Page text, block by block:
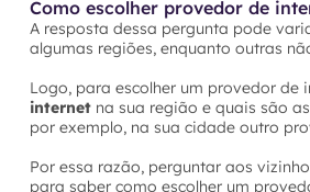
Como escolher provedor de
A resposta dessa pergunta pode
algumas regiões, enquanto outras
Logo, para escolher um provedor de
internet na sua região e quais são
por exemplo, na sua cidade outro
Por essa razão, perguntar aos
para saber como escolher um